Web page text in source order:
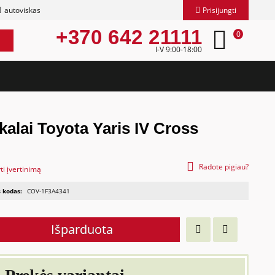
autoviskas Prisijungti
+370 642 21111
I-V 9:00-18:00
0
Toyota Yaris IV Cross
įvertinimą Radote pigiau?
kodas: COV-1F3A4341
Išparduota